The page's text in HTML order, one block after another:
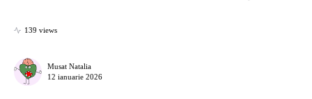
139 views
Musat Natalia
12 ianuarie 2026